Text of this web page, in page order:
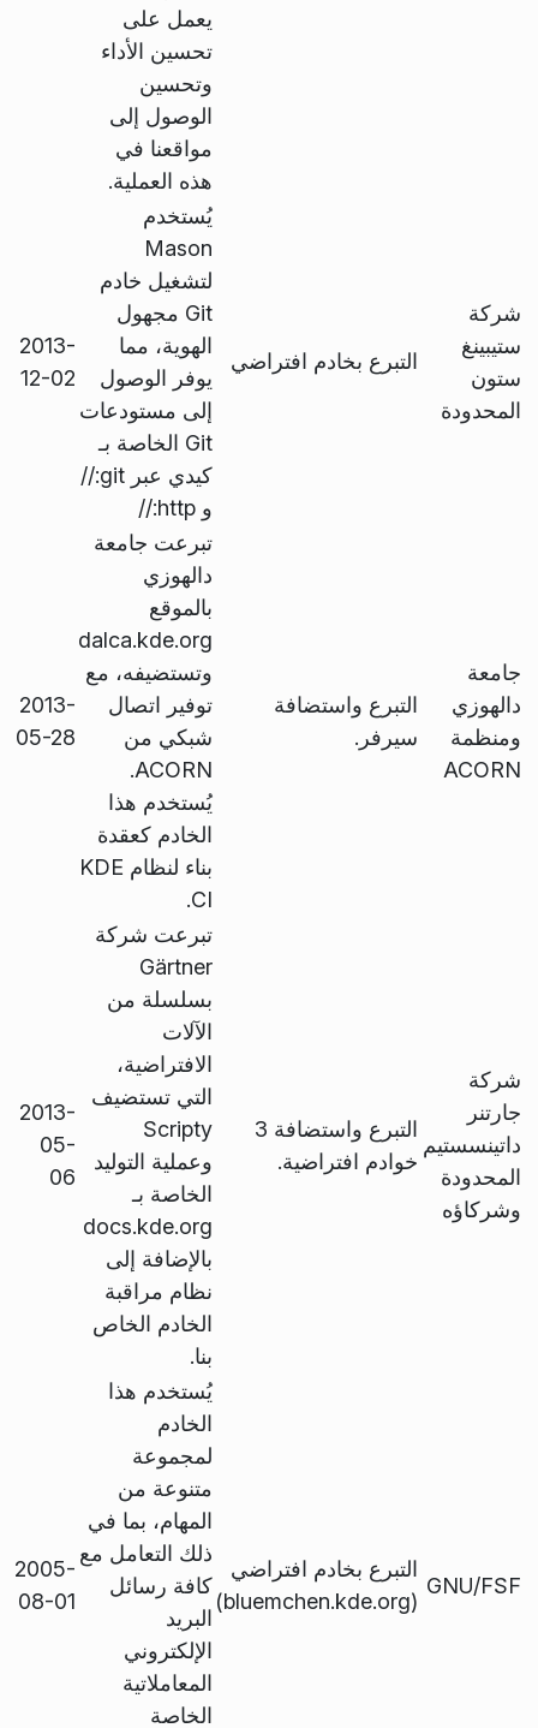
يعمل على
تحسين الأداء
وتحسين
الوصول إلى
مواقعنا في
هذه العملية.
شركة
ستيبينغ
ستون
المحدودة
التبرع بخادم افتراضي
يُستخدم
Mason
لتشغيل خادم
Git مجهول
الهوية، مما
يوفر الوصول
إلى مستودعات
Git الخاصة بـ
كيدي عبر git://
و http://
2013-
12-02
جامعة
دالهوزي
ومنظمة
ACORN
التبرع واستضافة
سيرفر.
تبرعت جامعة
دالهوزي
بالموقع
dalca.kde.org
وتستضيفه، مع
توفير اتصال
شبكي من
ACORN.
يُستخدم هذا
الخادم كعقدة
بناء لنظام KDE
CI.
2013-
05-28
شركة
جارتنر
داتينسستيم
المحدودة
وشركاؤه
التبرع واستضافة 3
خوادم افتراضية.
تبرعت شركة
Gärtner
بسلسلة من
الآلات
الافتراضية،
التي تستضيف
Scripty
وعملية التوليد
الخاصة بـ
docs.kde.org
بالإضافة إلى
نظام مراقبة
الخادم الخاص
بنا.
2013-
05-
06
GNU/FSF
التبرع بخادم افتراضي
(bluemchen.kde.org)
يُستخدم هذا
الخادم
لمجموعة
متنوعة من
المهام، بما في
ذلك التعامل مع
كافة رسائل
البريد
الإلكتروني
المعاملاتية
الخاصة
2005-
08-01